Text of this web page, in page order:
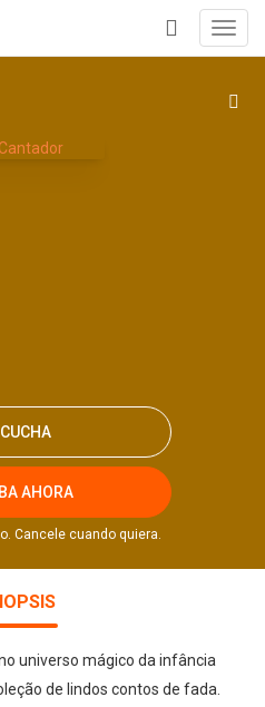
+
AHORA
Cancele cuando quiera.
universo mágico da infância
de lindos contos de fada.